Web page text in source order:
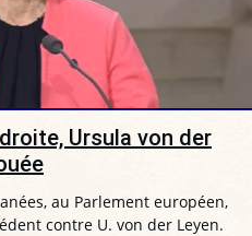
Ursula von der
au Parlement européen,
contre U. von der Leyen.